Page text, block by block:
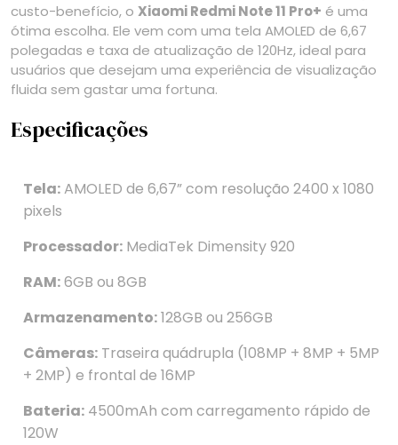
custo-benefício, o Xiaomi Redmi Note 11 Pro+ é uma
ótima escolha. Ele vem com uma tela AMOLED de 6,67
polegadas e taxa de atualização de 120Hz, ideal para
usuários que desejam uma experiência de visualização
fluida sem gastar uma fortuna.
Especificações
Tela:AMOLED de 6,67” com resolução 2400 x 1080
pixels
Processador: MediaTek Dimensity 920
RAM:6GB ou 8GB
Armazenamento:128GB ou 256GB
Câmeras: Traseira quádrupla (108MP + 8MP + 5MP
+ 2MP) e frontal de 16MP
Bateria: 4500mAh com carregamento rápido de
120W